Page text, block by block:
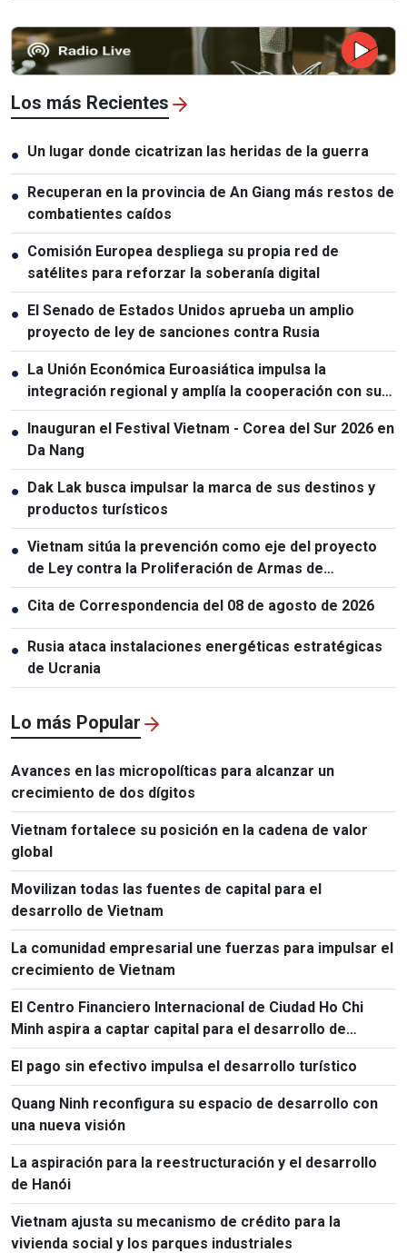
Los más Recientes
● Un lugar donde cicatrizan las heridas de la guerra
● Recuperan en la provincia de An Giang más restos de
combatientes caídos
● Comisión Europea despliega su propia red de
satélites para reforzar la soberanía digital
● El Senado de Estados Unidos aprueba un amplio
proyecto de ley de sanciones contra Rusia
● La Unión Económica Euroasiática impulsa la
integración regional y amplía la cooperación con sus
socios
● Inauguran el Festival Vietnam - Corea del Sur 2026 en
Da Nang
● Dak Lak busca impulsar la marca de sus destinos y
productos turísticos
● Vietnam sitúa la prevención como eje del proyecto
de Ley contra la Proliferación de Armas de
Destrucción Masiva
● Cita de Correspondencia del 08 de agosto de 2026
● Rusia ataca instalaciones energéticas estratégicas
de Ucrania
Lo más Popular
Avances en las micropolíticas para alcanzar un
crecimiento de dos dígitos
Vietnam fortalece su posición en la cadena de valor
global
Movilizan todas las fuentes de capital para el
desarrollo de Vietnam
La comunidad empresarial une fuerzas para impulsar el
crecimiento de Vietnam
El Centro Financiero Internacional de Ciudad Ho Chi
Minh aspira a captar capital para el desarrollo de
Vietnam
El pago sin efectivo impulsa el desarrollo turístico
Quang Ninh reconfigura su espacio de desarrollo con
una nueva visión
La aspiración para la reestructuración y el desarrollo
de Hanói
Vietnam ajusta su mecanismo de crédito para la
vivienda social y los parques industriales